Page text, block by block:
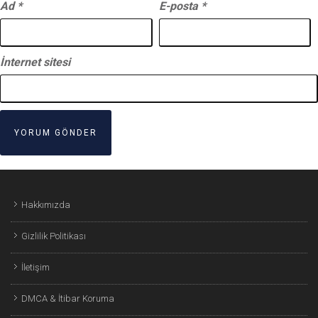
Ad * E-posta *
İnternet sitesi
Hakkımızda
Gizlilik Politikası
İletişim
DMCA & İtibar Koruma